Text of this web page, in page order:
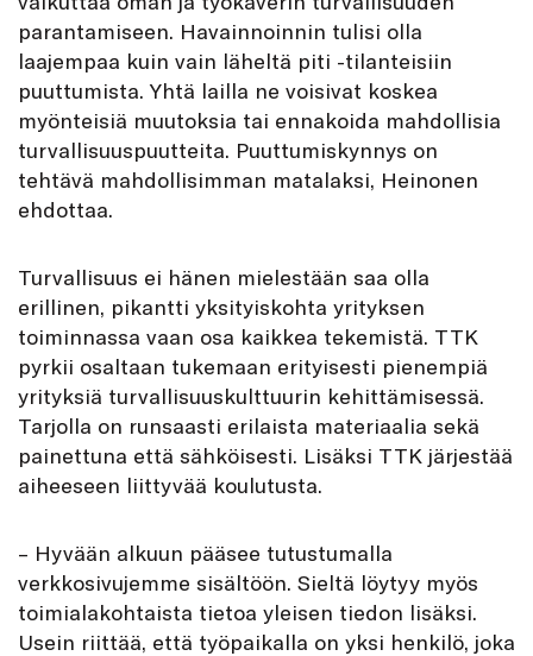
parantamiseen. Havainnoinnin tulisi olla
laajempaa kuin vain läheltä piti -tilanteisiin
puuttumista. Yhtä lailla ne voisivat koskea
myönteisiä muutoksia tai ennakoida mahdollisia
turvallisuuspuutteita. Puuttumiskynnys on
tehtävä mahdollisimman matalaksi, Heinonen
ehdottaa.
Turvallisuus ei hänen mielestään saa olla
erillinen, pikantti yksityiskohta yrityksen
toiminnassa vaan osa kaikkea tekemistä. TTK
pyrkii osaltaan tukemaan erityisesti pienempiä
yrityksiä turvallisuuskulttuurin kehittämisessä.
Tarjolla on runsaasti erilaista materiaalia sekä
painettuna että sähköisesti. Lisäksi TTK järjestää
aiheeseen liittyvää koulutusta.
– Hyvään alkuun pääsee tutustumalla
verkkosivujemme sisältöön. Sieltä löytyy myös
toimialakohtaista tietoa yleisen tiedon lisäksi.
Usein riittää, että työpaikalla on yksi henkilö, joka